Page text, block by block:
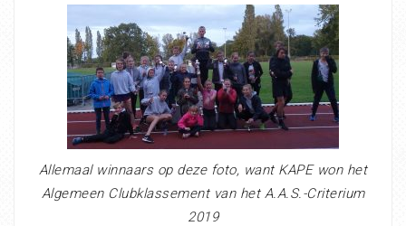
Allemaal winnaars op deze foto, want KAPE won het
Algemeen Clubklassement van het A.A.S.-Criterium
2019